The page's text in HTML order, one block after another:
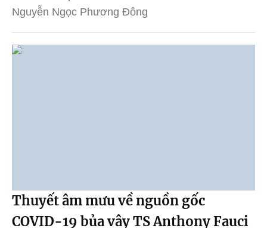
Nguyễn Ngọc Phương Đông
Thuyết âm mưu về nguồn gốc
COVID-19 bủa vây TS Anthony Fauci